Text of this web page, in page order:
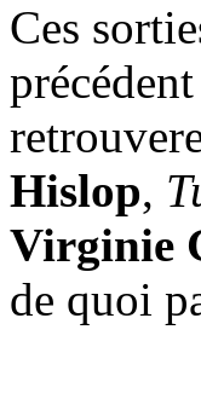
Ces
Hislop,
Virginie
de quoi